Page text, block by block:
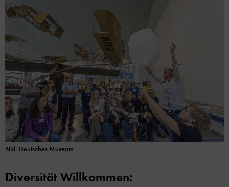
Bild: Deutsches Museum
Diversität Willkommen: